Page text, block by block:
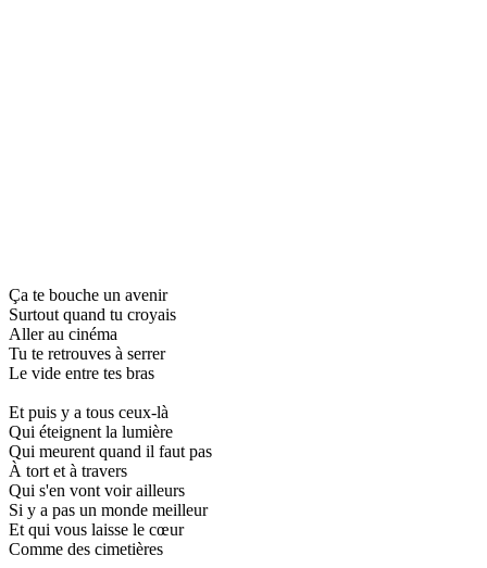
Ça te bouche un avenir
Surtout quand tu croyais
Aller au cinéma
Tu te retrouves à serrer
Le vide entre tes bras
Et puis y a tous ceux-là
Qui éteignent la lumière
Qui meurent quand il faut pas
À tort et à travers
Qui s'en vont voir ailleurs
Si y a pas un monde meilleur
Et qui vous laisse le cœur
Comme des cimetières